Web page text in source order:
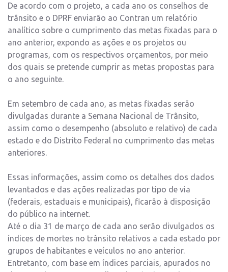
De acordo com o projeto, a cada ano os conselhos de
trânsito e o DPRF enviarão ao Contran um relatório
analítico sobre o cumprimento das metas fixadas para o
ano anterior, expondo as ações e os projetos ou
programas, com os respectivos orçamentos, por meio
dos quais se pretende cumprir as metas propostas para
o ano seguinte.
Em setembro de cada ano, as metas fixadas serão
divulgadas durante a Semana Nacional de Trânsito,
assim como o desempenho (absoluto e relativo) de cada
estado e do Distrito Federal no cumprimento das metas
anteriores.
Essas informações, assim como os detalhes dos dados
levantados e das ações realizadas por tipo de via
(federais, estaduais e municipais), ficarão à disposição
do público na internet.
Até o dia 31 de março de cada ano serão divulgados os
índices de mortes no trânsito relativos a cada estado por
grupos de habitantes e veículos no ano anterior.
Entretanto, com base em índices parciais, apurados no